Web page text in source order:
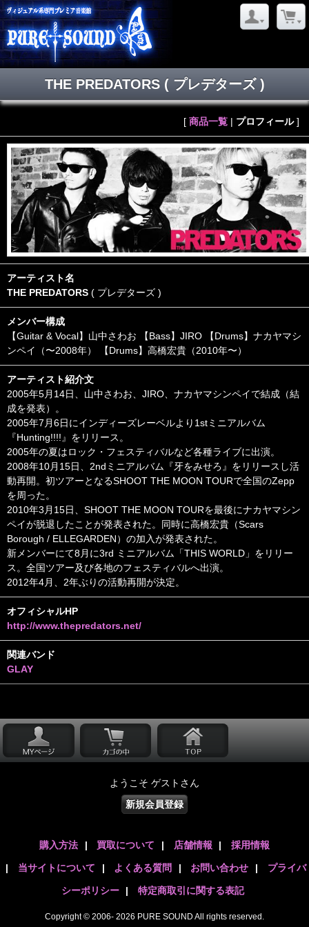
THE PREDATORS( プレデターズ )
[ 商品一覧 | プロフィール]
アーティスト名
THE PREDATORS ( プレデターズ )
メンバー構成
【Guitar & Vocal】山中さわお 【Bass】JIRO 【Drums】ナカヤマシ
ンペイ（〜2008年） 【Drums】高橋宏貴（2010年〜）
アーティスト紹介文
2005年5月14日、山中さわお、JIRO、ナカヤマシンペイで結成（結
成を発表）。
2005年7月6日にインディーズレーベルより1stミニアルバム
『Hunting!!!!』をリリース。
2005年の夏はロック・フェスティバルなど各種ライブに出演。
2008年10月15日、2ndミニアルバム『牙をみせろ』をリリースし活
動再開。初ツアーとなるSHOOT THE MOON TOURで全国のZepp
を周った。
2010年3月15日、SHOOT THE MOON TOURを最後にナカヤマシン
ペイが脱退したことが発表された。同時に高橋宏貴（Scars
Borough / ELLEGARDEN）の加入が発表された。
新メンバーにて8月に3rd ミニアルバム「THIS WORLD」をリリー
ス。全国ツアー及び各地のフェスティバルへ出演。
2012年4月、2年ぶりの活動再開が決定。
オフィシャルHP
http://www.thepredators.net/
関連バンド
GLAY
ようこそ ゲストさん
新規会員登録
購入方法 | 買取について | 店舗情報 | 採用情報
| 当サイトについて | よくある質問 | お問い合わせ | プライバ
シーポリシー | 特定商取引に関する表記
Copyright © 2006- 2026 PURE SOUND All rights reserved.